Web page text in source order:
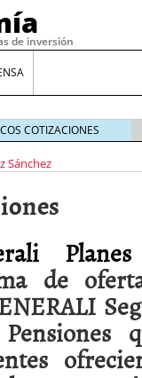
de inversión
¿Por qué el
diciembre de 2025
esta
2025
COTIZACIONES
Sánchez
de